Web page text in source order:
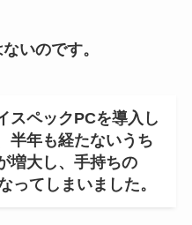
いのです。
スペックPCを導入し
半年も経たないうち
増大し、手持ちの
ってしまいました。